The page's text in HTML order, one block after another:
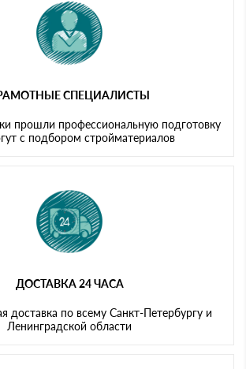
СПЕЦИАЛИСТЫ
прошли профессиональную подготовку
с подбором стройматериалов
ДОСТАВКА 24 ЧАСА
доставка по всему Санкт-Петербургу и
Ленинградской области